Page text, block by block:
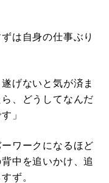
は自身の仕事ぶり
げないと気が済ま
、どうしてなんだ
」
ワークになるほど
中を追いかけ、追
ず。